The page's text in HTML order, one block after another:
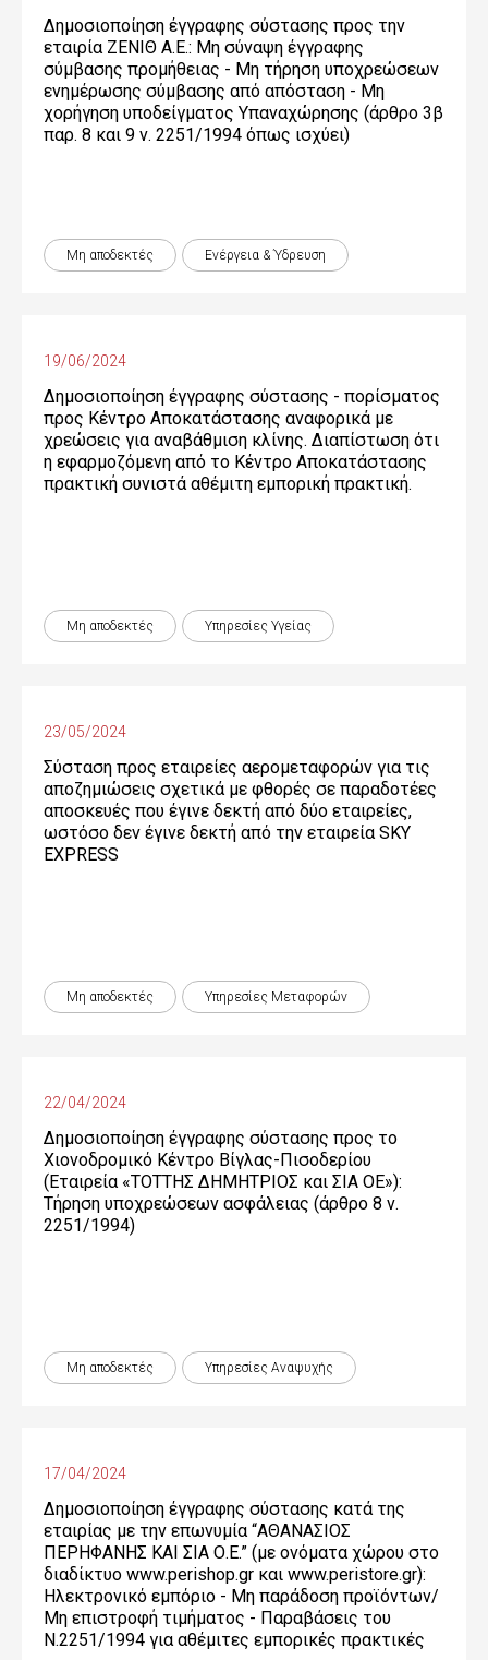
Δημοσιοποίηση έγγραφης σύστασης προς την
εταιρία ΖΕΝΙΘ Α.Ε.: Μη σύναψη έγγραφης
σύμβασης προμήθειας - Μη τήρηση υποχρεώσεων
ενημέρωσης σύμβασης από απόσταση - Μη
χορήγηση υποδείγματος Υπαναχώρησης (άρθρο 3β
παρ. 8 και 9 ν. 2251/1994 όπως ισχύει)
Μη αποδεκτές Ενέργεια & Ύδρευση
19/06/2024
Δημοσιοποίηση έγγραφης σύστασης - πορίσματος
προς Κέντρο Αποκατάστασης αναφορικά με
χρεώσεις για αναβάθμιση κλίνης. Διαπίστωση ότι
η εφαρμοζόμενη από το Κέντρο Αποκατάστασης
πρακτική συνιστά αθέμιτη εμπορική πρακτική.
Μη αποδεκτές Υπηρεσίες Υγείας
23/05/2024
Σύσταση προς εταιρείες αερομεταφορών για τις
αποζημιώσεις σχετικά με φθορές σε παραδοτέες
αποσκευές που έγινε δεκτή από δύο εταιρείες,
ωστόσο δεν έγινε δεκτή από την εταιρεία SKY
EXPRESS
Μη αποδεκτές Υπηρεσίες Μεταφορών
22/04/2024
Δημοσιοποίηση έγγραφης σύστασης προς το
Χιονοδρομικό Κέντρο Βίγλας-Πισοδερίου
(Εταιρεία «ΤΟΤΤΗΣ ΔΗΜΗΤΡΙΟΣ και ΣΙΑ ΟΕ»):
Τήρηση υποχρεώσεων ασφάλειας (άρθρο 8 ν.
2251/1994)
Μη αποδεκτές Υπηρεσίες Αναψυχής
17/04/2024
Δημοσιοποίηση έγγραφης σύστασης κατά της
εταιρίας με την επωνυμία “ΑΘΑΝΑΣΙΟΣ
ΠΕΡΗΦΑΝΗΣ ΚΑΙ ΣΙΑ Ο.Ε.” (με ονόματα χώρου στο
διαδίκτυο www.perishop.gr και www.peristore.gr):
Ηλεκτρονικό εμπόριο - Μη παράδοση προϊόντων/
Μη επιστροφή τιμήματος - Παραβάσεις του
Ν.2251/1994 για αθέμιτες εμπορικές πρακτικές